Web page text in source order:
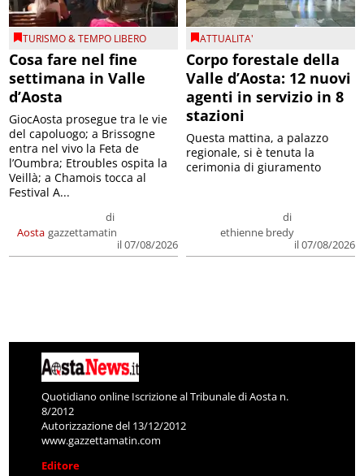
TURISMO & TEMPO LIBERO
Cosa fare nel fine
settimana in Valle
d’Aosta
Aosta
di
gazzettamatin
il 07/08/2026
GiocAosta prosegue tra le vie
del capoluogo; a Brissogne
entra nel vivo la Feta de
l’Oumbra; Etroubles ospita la
Veillà; a Chamois tocca al
Festival A...
ATTUALITA'
Corpo forestale della
Valle d’Aosta: 12 nuovi
agenti in servizio in 8
stazioni
di
ethienne bredy
il 07/08/2026
Questa mattina, a palazzo
regionale, si è tenuta la
cerimonia di giuramento
Quotidiano online Iscrizione al Tribunale di Aosta n.
8/2012
Autorizzazione del 13/12/2012
www.gazzettamatin.com
Editore